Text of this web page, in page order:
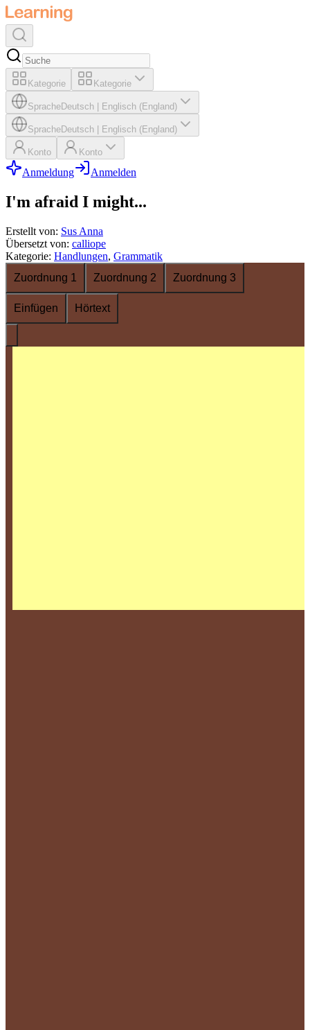
Kategorie Kategorie
SpracheDeutsch Englisch (England)
SpracheDeutsch Englisch (England)
Konto Konto
Anmeldung Anmelden
I'm afraid I might...
Erstellt von: Sus Anna
Übersetzt von: calliope
Kategorie: Handlungen, Grammatik
Zuordnung 1
Zuordnung 2 Zuordnung 3
Einfügen Hörtext